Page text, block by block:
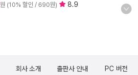
원 (10% 할인 / 690원)
8.9
회사 소개 출판사 안내 PC 버전